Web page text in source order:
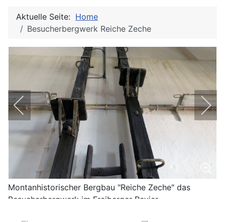
Aktuelle Seite: Home
Besucherbergwerk Reiche Zeche
Montanhistorischer Bergbau "Reiche Zeche" das
Besucherbergwerk im Freiberger Revier